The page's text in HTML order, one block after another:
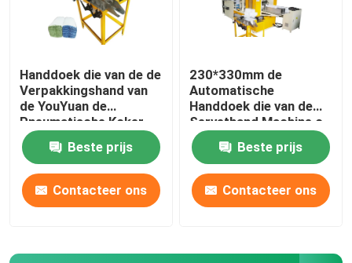
Handdoek die van de de
Verpakkingshand van
de YouYuan de
Pneumatische Koker
Machine 80dB maken
Beste prijs
Contacteer ons
230*330mm de
Automatische
Handdoek die van de
Servethand Machine c-
Vouwen maken
Beste prijs
Contacteer ons